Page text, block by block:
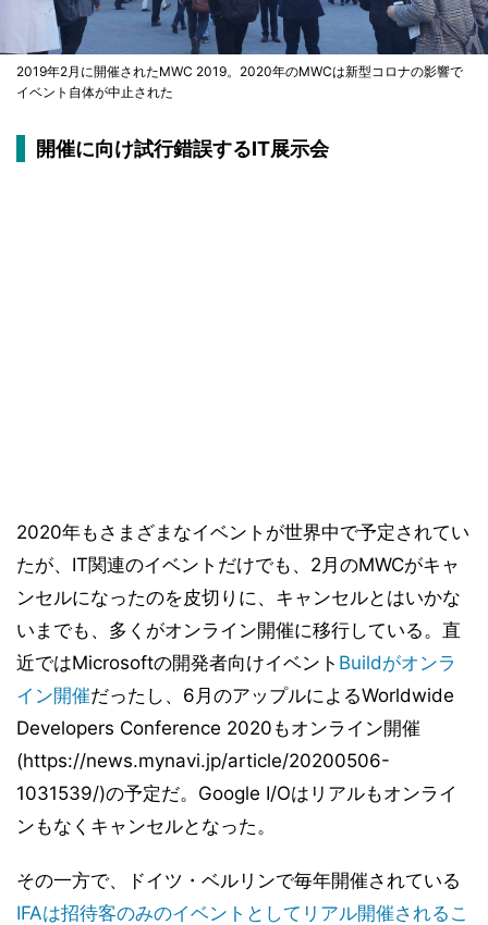
2019年2月に開催されたMWC 2019。2020年のMWCは新型コロナの影響で
イベント自体が中止された
開催に向け試行錯誤するIT展示会
2020年もさまざまなイベントが世界中で予定されてい
たが、IT関連のイベントだけでも、2月のMWCがキャ
ンセルになったのを皮切りに、キャンセルとはいかな
いまでも、多くがオンライン開催に移行している。直
近ではMicrosoftの開発者向けイベント Buildがオンラ
イン開催だったし、6月のアップルによるWorldwide
Developers Conference 2020もオンライン開催
(https://news.mynavi.jp/article/20200506-
1031539/)の予定だ。Google I/Oはリアルもオンライ
ンもなくキャンセルとなった。
その一方で、ドイツ・ベルリンで毎年開催されている
IFAは招待客のみのイベントとしてリアル開催されるこ